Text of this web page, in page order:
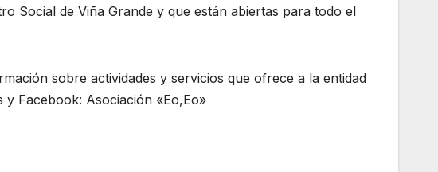
Social de Viña Grande y que están abiertas para todo el
sobre actividades y servicios que ofrece a la entidad
y Facebook: Asociación «Eo,Eo»